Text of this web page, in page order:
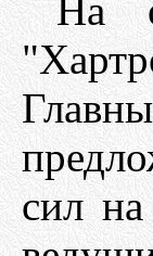
На
сил